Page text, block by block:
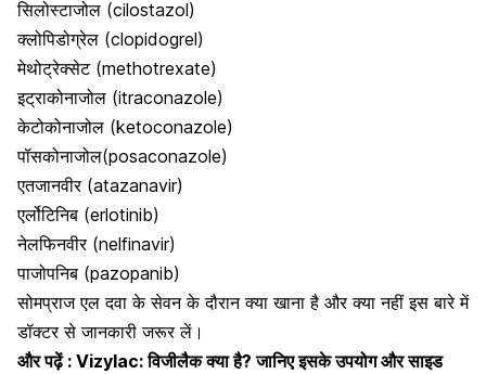
सिलोस्टाजोल (cilostazol)
क्लोपिडोग्रेल (clopidogrel)
मेथोट्रेक्सेट (methotrexate)
इट्राकोनाजोल (itraconazole)
केटोकोनाजोल (ketoconazole)
पॉसकोनाजोल(posaconazole)
एतजानवीर (atazanavir)
एर्लोटिनिब (erlotinib)
नेलफिनवीर (nelfinavir)
पाजोपनिब (pazopanib)
सोमप्राज एल दवा के सेवन के दौरान क्या खाना है और क्या नहीं इस बारे में
डॉक्टर से जानकारी जरूर लें।
और पढ़ें : Vizylac: विजीलैक क्या है? जानिए इसके उपयोग और साइड